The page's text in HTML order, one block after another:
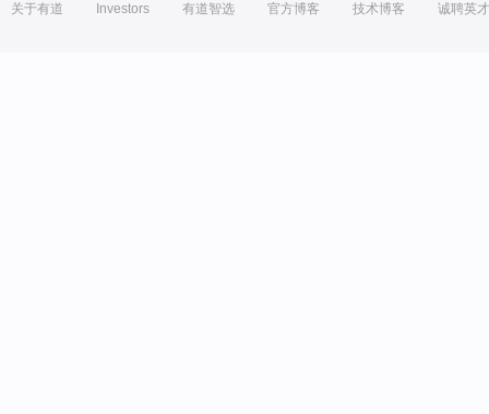
关于有道 Investors 有道智选 官方博客 技术博客 诚聘英才